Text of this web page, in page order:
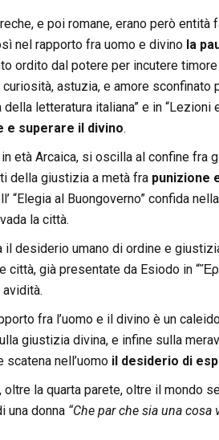
e poi romane, erano però
nel rapporto fra uomo e divino la
ordito dal potere per incutere
astuzia, e amore sconfinato
della letteratura italiana” e in
e superare il divino.
età Arcaica, si oscilla al confine fra
della giustizia a metà fra punizione
“Elegia al Buongoverno” confida
la città.
il desiderio umano di ordine e
città, già presentate da Esiodo in
fra l’uomo e il divino è un
giustizia divina, e infine sulla
scatena nell’uomo il desiderio di
oltre la quarta parete, oltre il mondo
una donna “Che par che sia una